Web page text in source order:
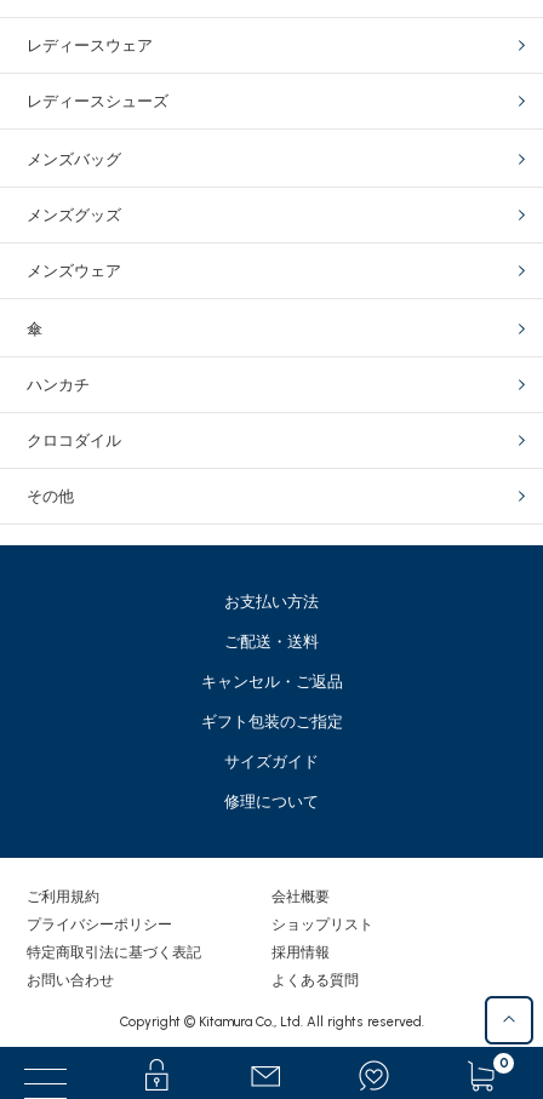
0
レディースウェア
レディースシューズ
メンズバッグ
メンズグッズ
メンズウェア
傘
ハンカチ
クロコダイル
その他
お支払い方法
ご配送・送料
キャンセル・ご返品
ギフト包装のご指定
サイズガイド
修理について
ご利用規約
プライバシーポリシー
特定商取引法に基づく表記
お問い合わせ
会社概要
ショップリスト
採用情報
よくある質問
Copyright © Kitamura Co., Ltd. All rights reserved.